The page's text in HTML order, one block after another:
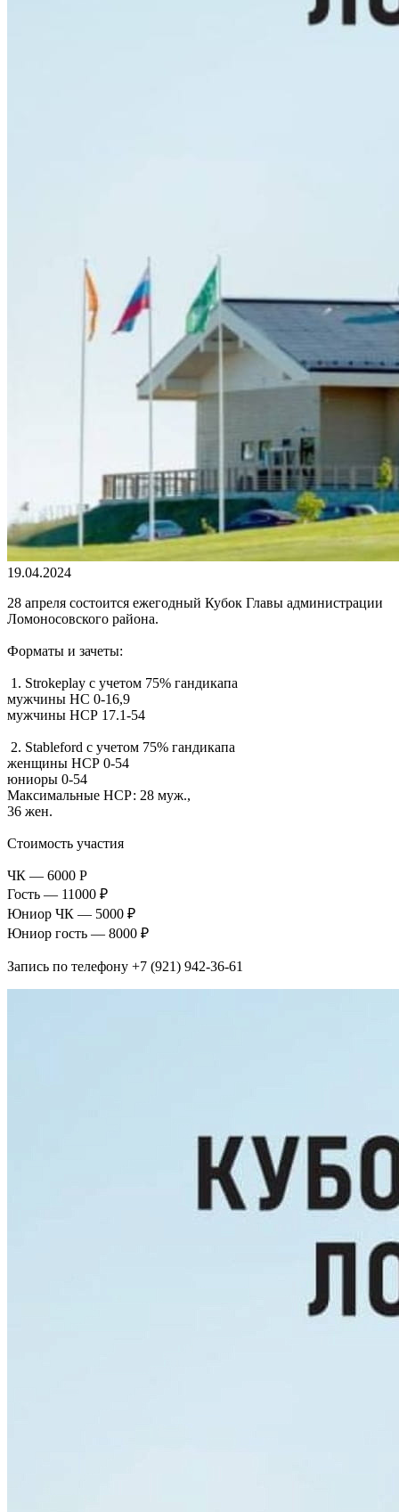
19.04.2024
28 апреля состоится ежегодный Кубок Главы администрации
Ломоносовского района.
Форматы и зачеты:
1. Strokeplay с учетом 75% гандикапа
мужчины НС 0-16,9
мужчины НСР 17.1-54
2. Stableford с учетом 75% гандикапа
женщины НСР 0-54
юниоры 0-54
Максимальные НСР: 28 муж.,
36 жен.
Стоимость участия
ЧК — 6000 Р
Гость — 11000 ₽
Юниор ЧК — 5000 ₽
Юниор гость — 8000 ₽
Запись по телефону +7 (921) 942-36-61